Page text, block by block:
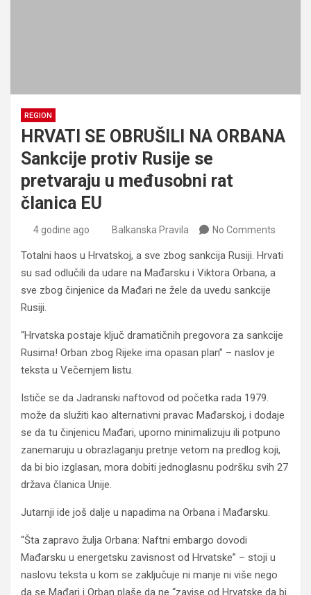
REGION
HRVATI SE OBRUŠILI NA ORBANA
Sankcije protiv Rusije se
pretvaraju u međusobni rat
članica EU
4 godine ago Balkanska Pravila No Comments
Totalni haos u Hrvatskoj, a sve zbog sankcija Rusiji. Hrvati
su sad odlučili da udare na Mađarsku i Viktora Orbana, a
sve zbog činjenice da Mađari ne žele da uvedu sankcije
Rusiji.
“Hrvatska postaje ključ dramatičnih pregovora za sankcije
Rusima! Orban zbog Rijeke ima opasan plan” – naslov je
teksta u Večernjem listu.
Ističe se da Jadranski naftovod od početka rada 1979.
može da služiti kao alternativni pravac Mađarskoj, i dodaje
se da tu činjenicu Mađari, uporno minimalizuju ili potpuno
zanemaruju u obrazlaganju pretnje vetom na predlog koji,
da bi bio izglasan, mora dobiti jednoglasnu podršku svih 27
država članica Unije.
Jutarnji ide još dalje u napadima na Orbana i Mađarsku.
“Šta zapravo žulja Orbana: Naftni embargo dovodi
Mađarsku u energetsku zavisnost od Hrvatske” – stoji u
naslovu teksta u kom se zaključuje ni manje ni više nego
da se Mađari i Orban plaše da ne “zavise od Hrvatske da bi